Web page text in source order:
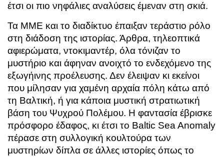
έτσι οι πιο νηφάλιες αναλύσεις έμεναν στη σκιά.
Τα ΜΜΕ και το διαδίκτυο έπαιξαν τεράστιο ρόλο
στη διάδοση της ιστορίας. Άρθρα, τηλεοπτικά
αφιερώματα, ντοκιμαντέρ, όλα τόνιζαν το
μυστήριο και άφηναν ανοιχτό το ενδεχόμενο της
εξωγήινης προέλευσης. Δεν έλειψαν κι εκείνοι
που μίλησαν για χαμένη αρχαία πόλη κάτω από
τη Βαλτική, ή για κάποια μυστική στρατιωτική
βάση του Ψυχρού Πολέμου. Η φαντασία έβρισκε
πρόσφορο έδαφος, κι έτσι το Baltic Sea Anomaly
πέρασε στη συλλογική κουλτούρα των
μυστηρίων δίπλα σε άλλες ιστορίες όπως το